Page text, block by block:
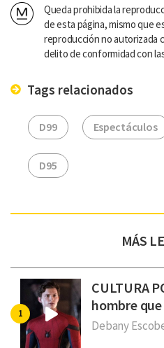
Queda prohibida la
de esta página, mismo que
reproducción no autorizada
delito de conformidad con
Tags relacionados
D99 Espectáculos
D95
MÁS
CULTURA
hombre
Debany